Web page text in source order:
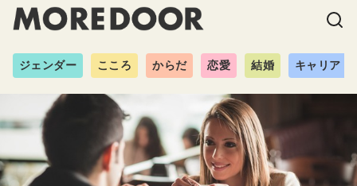
ジェンダー こころ からだ 恋愛 結婚 キャリア